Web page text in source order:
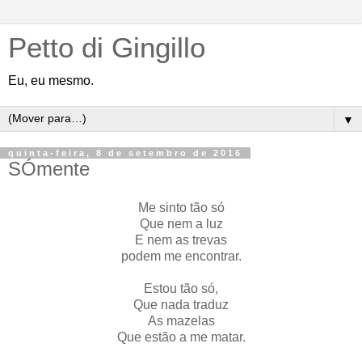
Petto di Gingillo
Eu, eu mesmo.
▼
quinta-feira, 8 de setembro de 2016
SÓmente
Me sinto tão só
Que nem a luz
E nem as trevas
podem me encontrar.
Estou tão só,
Que nada traduz
As mazelas
Que estão a me matar.